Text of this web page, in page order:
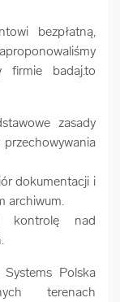
bezpłatną,
firmie badaj.to
zasady
przechowywania
dokumentacji i
archiwum.
kontrolę nad
Polska
terenach